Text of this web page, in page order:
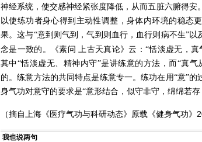
神经系统，使交感神经紧张度降低，从而五脏六腑得安
以使练功者身心得到主动性调整，身体内环境的稳态
果。这与“意到则气到，气到则血行，血行则病不生”以
念是一致的。《素问
上古天真论》云：“恬淡虚无，
其中“恬淡虚无、精神内守”是讲练意的方法，而“真气
的。练意方法的共同特点是练意专一。练功在用“意”的
身气功对意守的要求是“意形结合，似守非守，绵绵若存
（摘自上海《医疗气功与科研动态》原载《健身气功》
我也说两句